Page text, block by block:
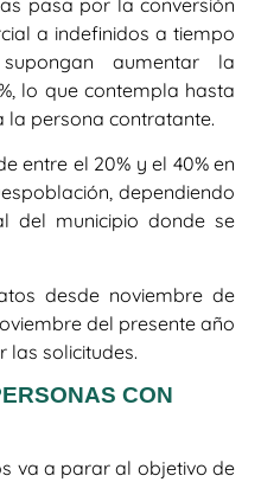
a indefinidos a tiempo
aumentar la
lo que contempla hasta
la persona contratante.
entre el 20% y el 40% en
dependiendo
del municipio donde se
desde noviembre de
del presente año
las solicitudes.
CON
va a parar al objetivo de